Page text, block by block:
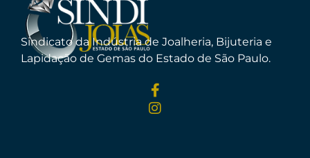
Sindicato da Indústria de Joalheria, Bijuteria e
Lapidação de Gemas do Estado de São Paulo.